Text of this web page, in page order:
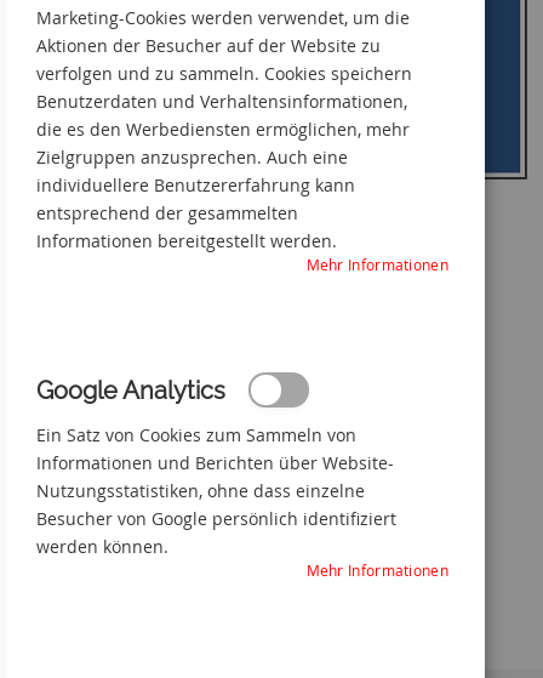
Bildgalerie
springen
Das Öffnen des Schaltschrankes
springen
Marketing-Cookies werden verwendet, um die
Aktionen der Besucher auf der Website zu
verfolgen und zu sammeln. Cookies speichern
Benutzerdaten und Verhaltensinformationen,
die es den Werbediensten ermöglichen, mehr
Zielgruppen anzusprechen. Auch eine
individuellere Benutzererfahrung kann
entsprechend der gesammelten
Informationen bereitgestellt werden.
Mehr Informationen
Google Analytics
Ein Satz von Cookies zum Sammeln von
Informationen und Berichten über Website-
Nutzungsstatistiken, ohne dass einzelne
Besucher von Google persönlich identifiziert
werden können.
Mehr Informationen